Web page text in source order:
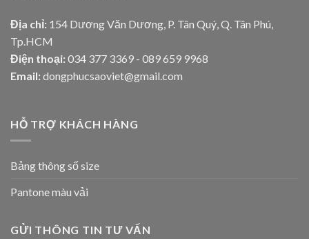
Địa chỉ: 154 Dương Văn Dương, P. Tân Quý, Q. Tân Phú,
Tp.HCM
Điện thoại: 034 377 3369 - 089 659 9968
Email: dongphucsaoviet@gmail.com
HỖ TRỢ KHÁCH HÀNG
Bảng thông số size
Pantone màu vải
GỬI THÔNG TIN TƯ VẤN